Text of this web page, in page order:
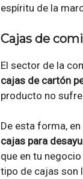
espíritu de la
Cajas de
El sector de la
cajas de cartón
producto no
De esta forma,
cajas para
que en tu
tipo de cajas son